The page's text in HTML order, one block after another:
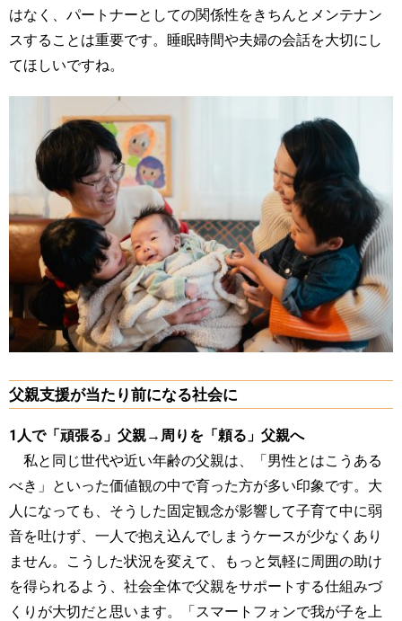
はなく、パートナーとしての関係性をきちんとメンテナン
スすることは重要です。睡眠時間や夫婦の会話を大切にし
てほしいですね。
父親支援が当たり前になる社会に
1人で「頑張る」父親→周りを「頼る」父親へ
私と同じ世代や近い年齢の父親は、「男性とはこうある
べき」といった価値観の中で育った方が多い印象です。大
人になっても、そうした固定観念が影響して子育て中に弱
音を吐けず、一人で抱え込んでしまうケースが少なくあり
ません。こうした状況を変えて、もっと気軽に周囲の助け
を得られるよう、社会全体で父親をサポートする仕組みづ
くりが大切だと思います。「スマートフォンで我が子を上